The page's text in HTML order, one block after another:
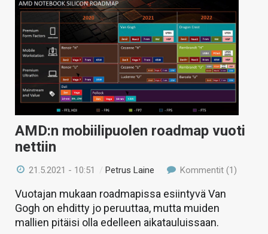
TIETOA
HINTA.FI
KAUPPA
VAIHDA TEEMA
HAKU
AMD:n mobiilipuolen roadmap vuoti
nettiin
21.5.2021 - 10:51 /Petrus Laine Kommentit (1)
Vuotajan mukaan roadmapissa esiintyvä Van
Gogh on ehditty jo peruuttaa, mutta muiden
mallien pitäisi olla edelleen aikatauluissaan.